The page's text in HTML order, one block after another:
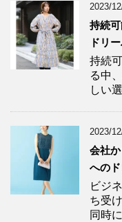
2023/
持続
ドリ
持続
る中
しい
2023/
会社
への
ビジ
ち受
同時